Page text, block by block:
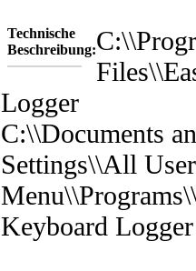
Technische
Beschreibung:
Logger
C:\\Documents
Settings\\All
Keyboard Logger